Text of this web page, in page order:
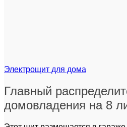
Электрощит для дома
Главный
домовладения на 8